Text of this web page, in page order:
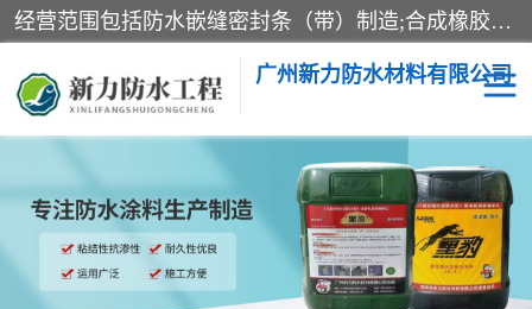
经营范围包括防水嵌缝密封条（带）制造;合成橡胶制造（监控化学品、危险化学品除外）;沥青混合物制造;防水胶粘带制造;其他合成材料制造（监控化学品、危险化学品除外）;涂料制造（监控化学品、危险化学品除外）;建筑结构防水补漏;防水建筑材料制造;粘合剂制造（监控化学品、危险化学品除外）;涂料零售;广州新力防水材料有限公司具有1处分支机构。
广州新力防水材料有限公司
黑豹防水胶 建筑108胶水
乳化沥青防水涂料 自粘卷材